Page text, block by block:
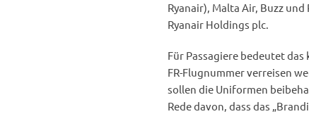
Ryanair), Malta Air, Buzz
Ryanair Holdings plc.
Für Passagiere bedeutet
FR-Flugnummer verreisen
sollen die Uniformen
Rede davon, dass das